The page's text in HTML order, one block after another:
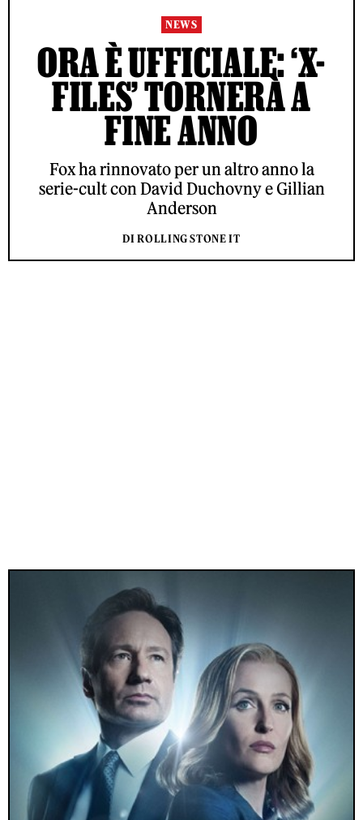
NEWS
ORA È UFFICIALE: ‘X-
FILES’ TORNERÀ A
FINE ANNO
Fox ha rinnovato per un altro anno la
serie-cult con David Duchovny e Gillian
Anderson
DI ROLLING STONE IT